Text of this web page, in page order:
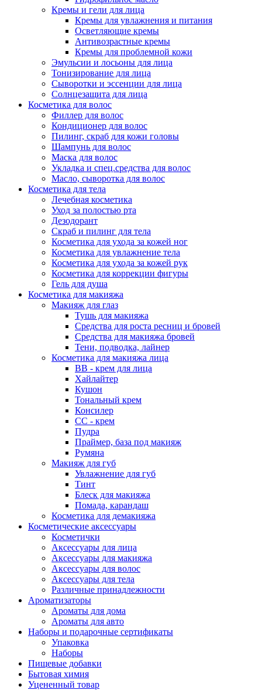
Кремы и гели для лица
Кремы для увлажнения и питания
Осветляющие кремы
Антивозрастные кремы
Кремы для проблемной кожи
Эмульсии и лосьоны для лица
Тонизирование для лица
Сыворотки и эссенции для лица
Солнцезащита для лица
Косметика для волос
Филлер для волос
Кондиционер для волос
Пилинг, скраб для кожи головы
Шампунь для волос
Маска для волос
Укладка и спец.средства для волос
Масло, сыворотка для волос
Косметика для тела
Лечебная косметика
Уход за полостью рта
Дезодорант
Скраб и пилинг для тела
Косметика для ухода за кожей ног
Косметика для увлажнение тела
Косметика для ухода за кожей рук
Косметика для коррекции фигуры
Гель для душа
Косметика для макияжа
Макияж для глаз
Тушь для макияжа
Средства для роста ресниц и бровей
Средства для макияжа бровей
Тени, подводка, лайнер
Косметика для макияжа лица
ВВ - крем для лица
Хайлайтер
Кушон
Тональный крем
Консилер
СС - крем
Пудра
Праймер, база под макияж
Румяна
Макияж для губ
Увлажнение для губ
Тинт
Блеск для макияжа
Помада, карандаш
Косметика для демакияжа
Косметические аксессуары
Косметички
Аксессуары для лица
Аксессуары для макияжа
Аксессуары для волос
Аксессуары для тела
Различные принадлежности
Ароматизаторы
Ароматы для дома
Ароматы для авто
Наборы и подарочные сертификаты
Упаковка
Наборы
Пищевые добавки
Бытовая химия
Уцененный товар